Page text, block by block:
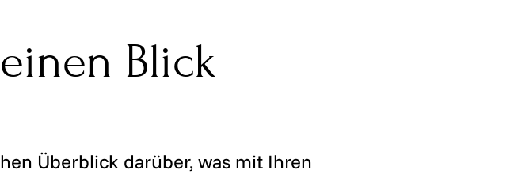
Blick
Überblick darüber, was mit Ihren